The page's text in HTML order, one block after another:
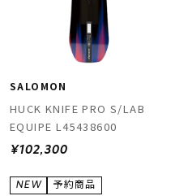
SALOMON
HUCK KNIFE PRO S/LAB
EQUIPE L45438600
¥102,300